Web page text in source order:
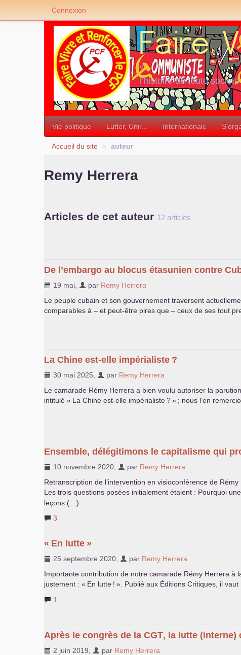
«
l’histoire de toute
»
Vie politique Lutter, Unir... Internationale
Accueil du site > auteur
Remy Herrera
Articles de cet auteur 12 articles
De l’embargo au blocus étasunien contre
19 mai par Remy Herrera
Le peuple cubain et son gouvernement traversent
comparables à – et peut-être pires que – ceux de ses tout
La Chine est-elle impérialiste ?
30 mai 2025 par Remy Herrera
Le camarade Rémy Herrera a bien voulu autoriser la
intitulé « La Chine est-elle impérialiste?» ; nous l’en
Ensemble, délégitimons le capitalisme qui
10 novembre 2020 par Remy Herrera
Retranscription de l’intervention en visioconférence de
Les trois questions posées initialement étaient : Pourquoi
leçons (…)
3
« En lutte »
25 septembre 2020 par Remy Herrera
Importante contribution de notre camarade Rémy Herrera à
justement : « En lutte ! ». Publié aux Éditions Critiques, il
1
Après le congrès de la CGT, la lutte (interne)
2 juin 2019 par Remy Herrera
Connexion